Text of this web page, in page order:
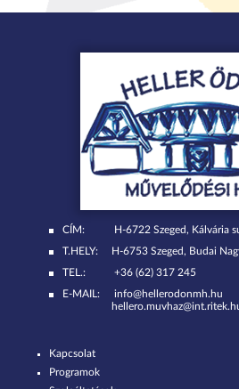
CÍM:
H-6722 Szeged, Kálvária
T.HELY:
H-6753 Szeged, Budai
TEL.:
+36 (62) 317 245
E-MAIL:
info@hellerodonmh.hu
Kapcsolat
Programok